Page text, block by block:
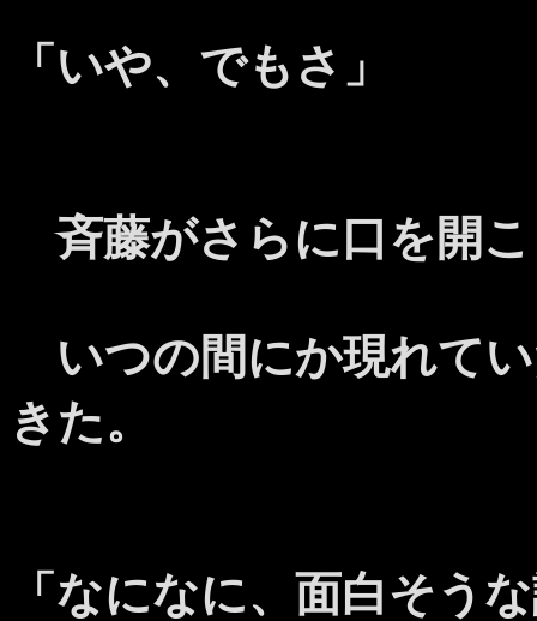
「いや、でもさ」
斉藤がさらに口を開
いつの間にか現れて
きた。
「なになに、面白そう